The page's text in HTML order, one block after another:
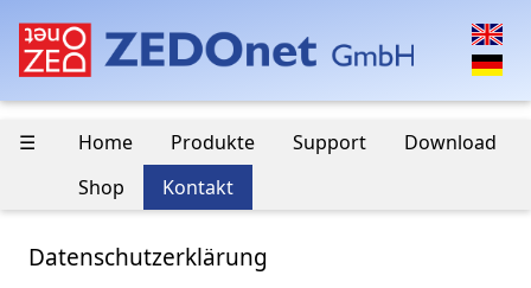
☰ Home Produkte Support
Download
Shop
Kontakt
Datenschutzerklärung